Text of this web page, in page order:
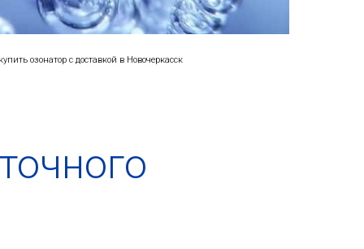
озонатор с доставкой в Новочеркасск